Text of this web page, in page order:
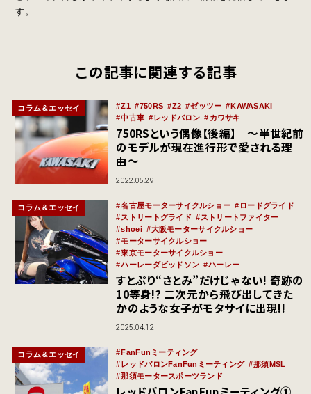
す。
この記事に関連する記事
コラム＆エッセイ Z1 750RS Z2 ゼッツー
KAWASAKI
中古車
レッドバロン カワサキ
750RSという偶像【後編】 ～半世紀前
のモデルが現在進行形で愛される理
由～
2022.05.29
コラム＆エッセイ 名古屋モーターサイクルショー
ロードグライド
ストリートグライド
ストリートファイター
shoei
大阪モーターサイクルショー
モーターサイクルショー
東京モーターサイクルショー
ハーレーダビッドソン
ハーレー
すとぷり“さとみ”だけじゃない! 奇跡の
10等身!? 二次元から飛び出してきた
かのような女子がモタサイに出現!!
2025.04.12
コラム＆エッセイ
FanFunミーティング
レッドバロンFanFunミーティング
那須MSL
那須モータースポーツランド